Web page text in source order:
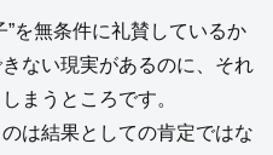
”を無条件に礼賛しているか
ない現実があるのに、それ
まうところです。
は結果としての肯定ではな